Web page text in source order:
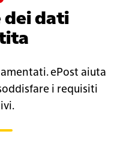
dei dati
ePost aiuta
i requisiti